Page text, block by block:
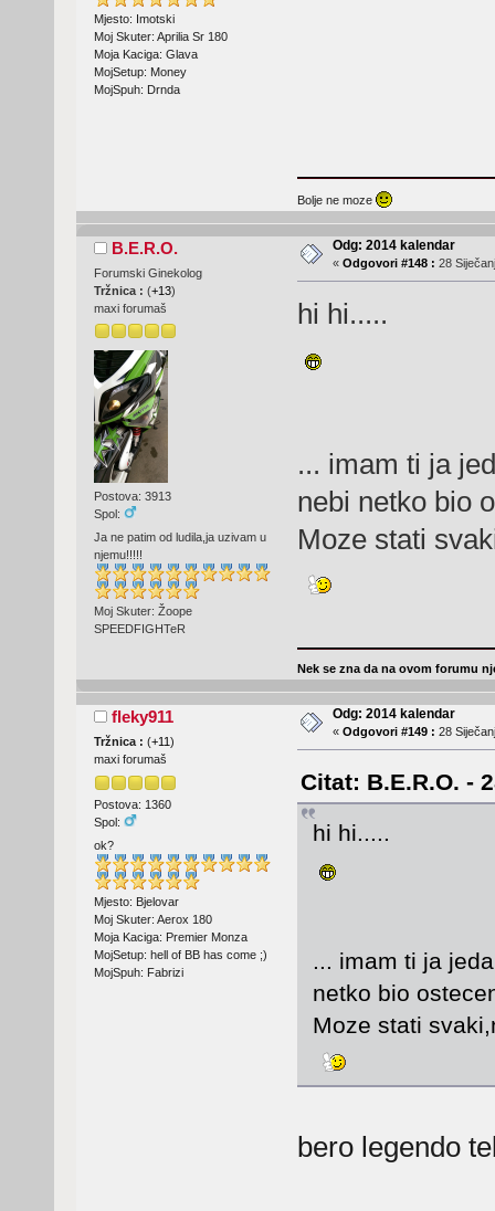
Mjesto: Imotski
Moj Skuter: Aprilia Sr 180
Moja Kaciga: Glava
MojSetup: Money
MojSpuh: Drnda
Bolje ne moze
B.E.R.O.
Forumski Ginekolog
Tržnica : (+13)
maxi forumaš
Postova: 3913
Spol:
Ja ne patim od ludila,ja uzivam u
njemu!!!!!
Moj Skuter: Žoope
SPEEDFIGHTeR
Odg: 2014 kalendar
« Odgovori #148 : 28
hi hi.....
... imam ti ja
nebi netko bio
Moze stati
Nek se zna da na ovom forumu
fleky911
Tržnica : (+11 )
maxi forumaš
Postova: 1360
Spol:
ok?
Mjesto: Bjelovar
Moj Skuter: Aerox 180
Moja Kaciga: Premier Monza
MojSetup: hell of BB has come ;)
MojSpuh: Fabrizi
Odg: 2014 kalendar
« Odgovori #149 : 28
Citat: B.E.R.O. -
hi hi.....
... imam ti ja
netko bio
Moze stati
bero legendo